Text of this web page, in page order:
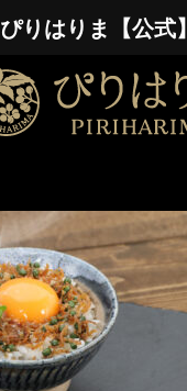
ぴりはりま【公式】